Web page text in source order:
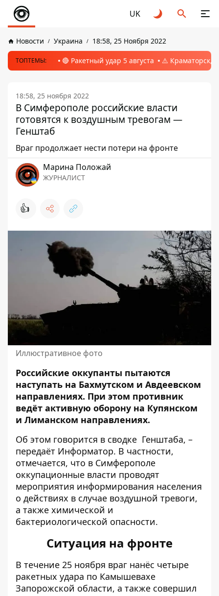
UK
Новости Украина 18:58, 25 Ноября 2022
ТОПТЕМЫ: 🔴 Ракетный удар 5 августа ⚠️ Краматорск,
18:58, 25 ноября 2022
В Симферополе российские власти
готовятся к воздушным тревогам —
Генштаб
Враг продолжает нести потери на фронте
Марина Положай
ЖУРНАЛИСТ
👍
Иллюстративное фото
Российские оккупанты пытаются
наступать на Бахмутском и Авдеевском
направлениях. При этом противник
ведёт активную оборону на Купянском
и Лиманском направлениях.
Об этом говорится в сводке Генштаба, –
передаёт Информатор. В частности,
отмечается, что в Симферополе
оккупационные власти проводят
мероприятия информирования населения
о действиях в случае воздушной тревоги,
а также химической и
бактериологической опасности.
Ситуация на фронте
В течение 25 ноября враг нанёс четыре
ракетных удара по Камышевахе
Запорожской области, а также совершил